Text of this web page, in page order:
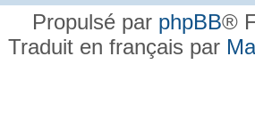
Propulsé par phpBB®
Traduit en français par